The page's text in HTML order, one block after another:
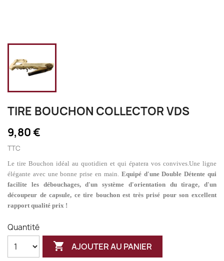
TIRE BOUCHON COLLECTOR VDS
9,80 €
TTC
Le tire Bouchon idéal au quotidien et qui épatera vos convives.Une ligne
élégante avec une bonne prise en main. Equipé d'une Double Détente qui
facilite les débouchages, d'un système d'orientation du tirage, d'un
découpeur de capsule, ce tire bouchon est très prisé pour son excellent
rapport qualité prix !
Quantité
 AJOUTER AU PANIER